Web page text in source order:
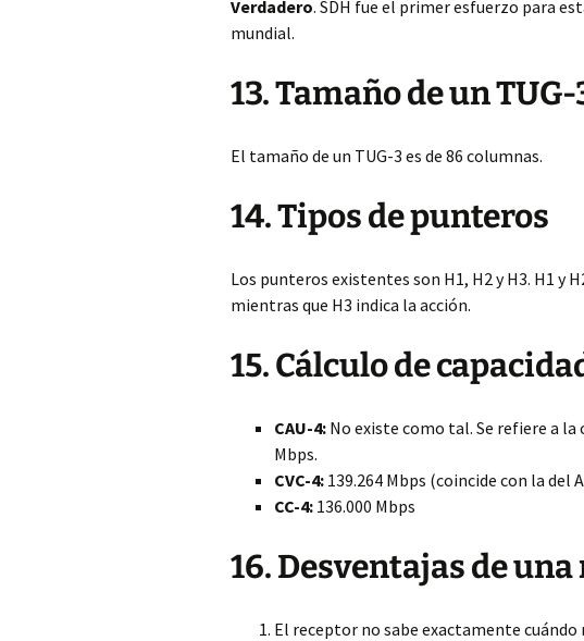
Verdadero. SDH fue el primer esfuerzo para
mundial.
13. Tamaño de un
El tamaño de un TUG-3 es de 86 columnas.
14. Tipos de punteros
Los punteros existentes son H1, H2 y H3. H1 y
mientras que H3 indica la acción.
15. Cálculo de
CAU-4: No existe como tal. Se refiere a la
Mbps.
CVC-4: 139.264 Mbps (coincide con la del
CC-4: 136.000 Mbps
16. Desventajas de
El receptor no sabe exactamente cuándo